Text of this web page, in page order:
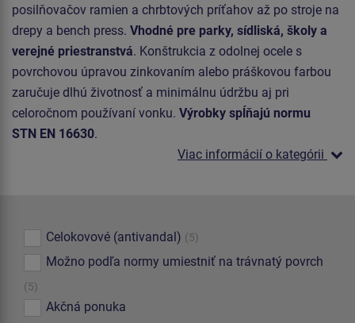
posilňovačov ramien a chrbtových príťahov až po stroje na
drepy a bench press. Vhodné pre parky, sídliská, školy a
verejné priestranstvá. Konštrukcia z odolnej ocele s
povrchovou úpravou zinkovaním alebo práškovou farbou
zaručuje dlhú životnosť a minimálnu údržbu aj pri
celoročnom používaní vonku. Výrobky spĺňajú normu
STN EN 16630.
Viac informácií o kategórii
Celokovové (antivandal) (5)
Možno podľa normy umiestniť na trávnatý povrch
(5)
Akčná ponuka